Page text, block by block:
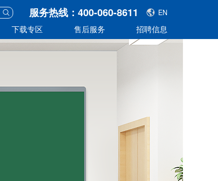
EN
服务热线：400-060-8611
下载专区 售后服务 招聘信息